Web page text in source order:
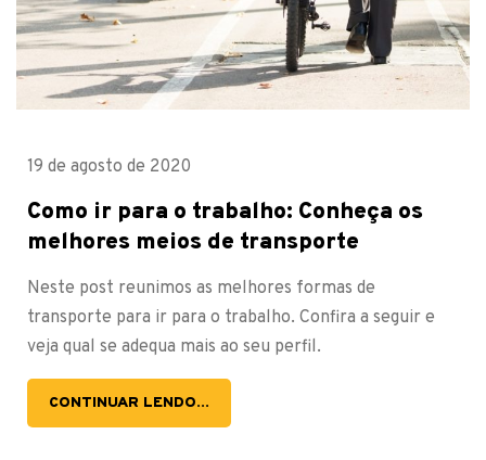
19 de agosto de 2020
Como ir para o trabalho: Conheça os
melhores meios de transporte
Neste post reunimos as melhores formas de
transporte para ir para o trabalho. Confira a seguir e
veja qual se adequa mais ao seu perfil.
CONTINUAR LENDO...